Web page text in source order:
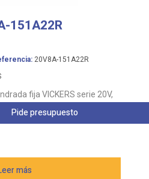
151A22R
20V8A-151A22R
fija VICKERS serie 20V,
más
Pide presupuesto